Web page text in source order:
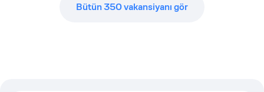
Bütün350vakansiyanı gör